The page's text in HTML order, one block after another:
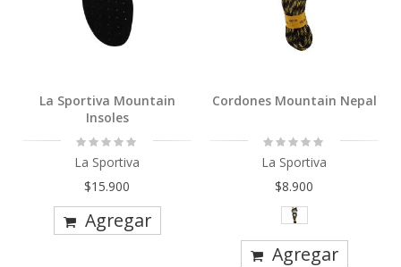
La Sportiva Mountain
Insoles
Rating:
La Sportiva
$15.900
Agregar
Cordones Mountain Nepal
Rating:
La Sportiva
$8.900
Agregar